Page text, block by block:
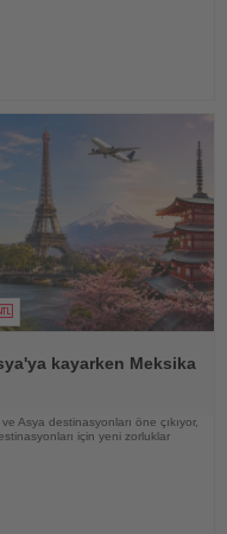
kayarken Meksika
Asya destinasyonları öne çıkıyor,
için yeni zorluklar